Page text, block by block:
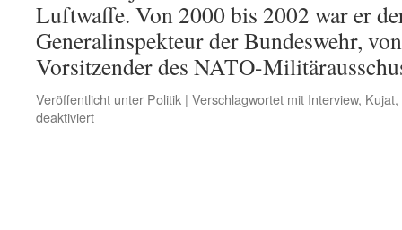
Luftwaffe. Von 2000 bis 2002 war er
Generalinspekteur der Bundeswehr,
Vorsitzender des NATO-
Veröffentlicht unter Politik | Verschlagwortet mit Interview, Kujat,
deaktiviertfür